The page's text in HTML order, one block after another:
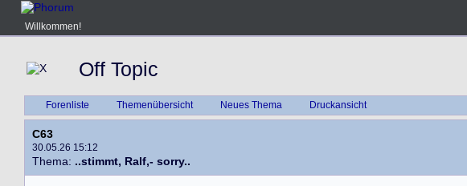
Willkommen!
Off Topic
Forenliste Themenübersicht Neues Thema Druckansicht
C63
30.05.26 15:12
Thema: ..stimmt, Ralf,- sorry..